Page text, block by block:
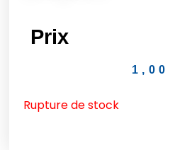
Prix
1,00
Rupture de stock